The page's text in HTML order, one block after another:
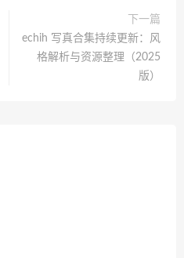
下一篇
echih 写真合集持续更新：风
格解析与资源整理（2025
版）